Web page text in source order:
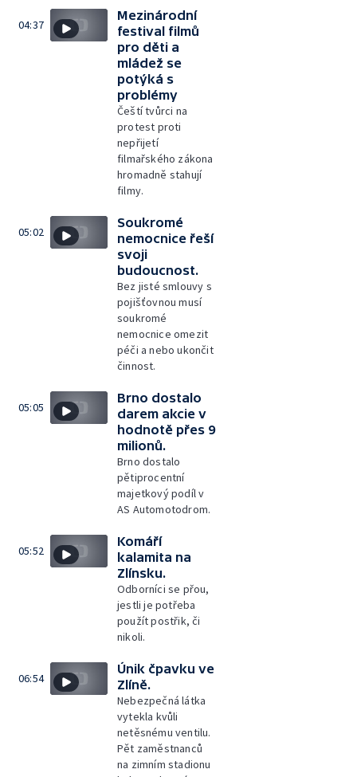
04:37
Mezinárodní
festival filmů
pro děti a
mládež se
potýká s
problémy
Čeští tvůrci na
protest proti
nepřijetí
filmařského zákona
hromadně stahují
filmy.
05:02
Soukromé
nemocnice řeší
svoji
budoucnost.
Bez jisté smlouvy s
pojišťovnou musí
soukromé
nemocnice omezit
péči a nebo ukončit
činnost.
05:05
Brno dostalo
darem akcie v
hodnotě přes 9
milionů.
Brno dostalo
pětiprocentní
majetkový podíl v
AS Automotodrom.
05:52
Komáří
kalamita na
Zlínsku.
Odborníci se přou,
jestli je potřeba
použít postřik, či
nikoli.
06:54
Únik čpavku ve
Zlíně.
Nebezpečná látka
vytekla kvůli
netěsnému ventilu.
Pět zaměstnanců
na zimním stadionu